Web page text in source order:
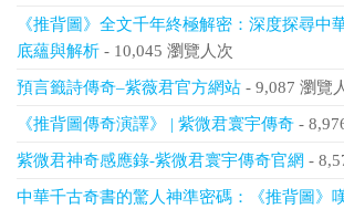
《推背圖》全文千年終極解密：深度探尋中
底蘊與解析 - 10,045 瀏覽人次
預言籤詩傳奇–紫薇君官方網站 - 9,087 瀏覽
《推背圖傳奇演譯》 | 紫微君寰宇傳奇 -
紫微君神奇感應錄-紫微君寰宇傳奇官網 -
中華千古奇書的驚人神準密碼：《推背圖》